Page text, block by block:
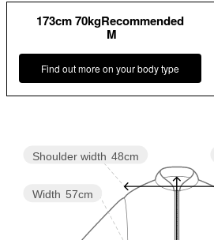
173cm 70kgRecommended
M
Find out more on your body type
Width 57cm
Shoulder width 48cm